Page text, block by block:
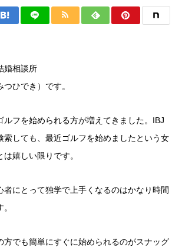
婚相談所
ひでき）です。
ルフを始められる方が増えてきました。IBJ
索しても、最近ゴルフを始めましたという女
嬉しい限りです。
者にとって独学で上手くなるのはかなり時間
方でも簡単にすぐに始められるのがスナッグ